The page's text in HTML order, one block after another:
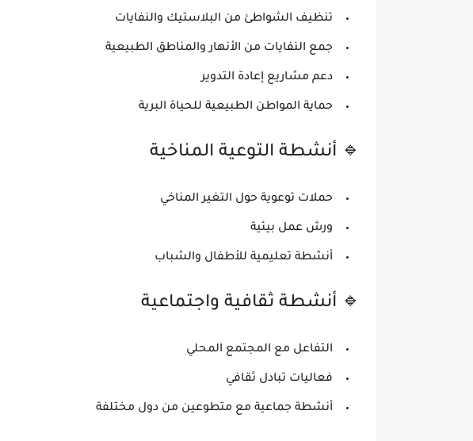
تنظيف الشواطئ من البلاستيك والنفايات
جمع النفايات من الأنهار والمناطق الطبيعية
دعم مشاريع إعادة التدوير
حماية المواطن الطبيعية للحياة البرية
🔹 أنشطة التوعية المناخية
حملات توعوية حول التغير المناخي
ورش عمل بيئية
أنشطة تعليمية للأطفال والشباب
🔹 أنشطة ثقافية واجتماعية
التفاعل مع المجتمع المحلي
فعاليات تبادل ثقافي
أنشطة جماعية مع متطوعين من دول مختلفة